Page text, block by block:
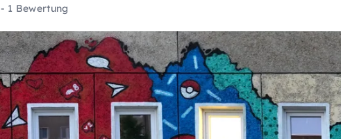
- 1 Bewertung